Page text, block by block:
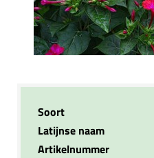
Soort
Latijnse naam
Artikelnummer